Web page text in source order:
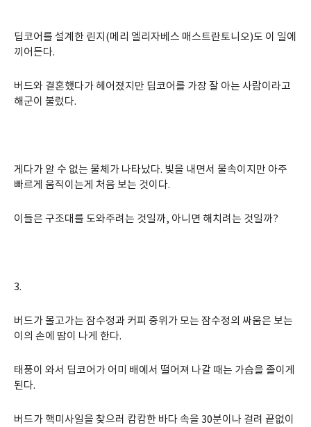
딥코어를 설계한 린지(메리 엘리자베스 매스트란토니오)도 이 일에
끼어든다.
버드와 결혼했다가 헤어졌지만 딥코어를 가장 잘 아는 사람이라고
해군이 불렀다.
게다가 알 수 없는 물체가 나타났다. 빛을 내면서 물속이지만 아주
빠르게 움직이는게 처음 보는 것이다.
이들은 구조대를 도와주려는 것일까, 아니면 해치려는 것일까?
3.
버드가 몰고가는 잠수정과 커피 중위가 모는 잠수정의 싸움은 보는
이의 손에 땀이 나게 한다.
태풍이 와서 딥코어가 어미 배에서 떨어져 나갈 때는 가슴을 졸이게
된다.
버드가 핵미사일을 찾으러 캄캄한 바다 속을 30분이나 걸려 끝없이